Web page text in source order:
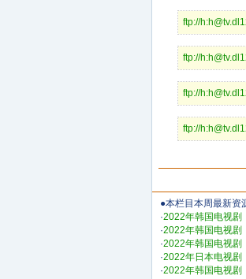
ftp://
ftp://
ftp://
ftp://
●本栏目本周最新资
·2022年韩国电视剧
·2022年韩国电视剧
·2022年韩国电视剧
·2022年日本电视剧
·2022年韩国电视剧